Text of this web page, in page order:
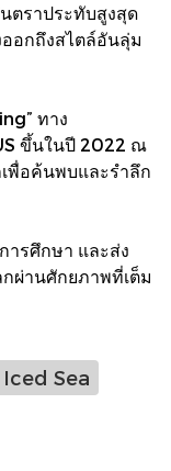
ตราประทับสูงสุด
อกถึงสไตล์อันลุ่ม
ทาง
ขึ้นในปี 2022 ณ
พื่อค้นพบและรำลึก
รศึกษา และส่ง
ผ่านศักยภาพที่เต็ม
Sea